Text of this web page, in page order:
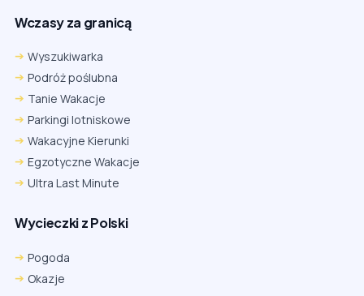
Wczasy za granicą
Wyszukiwarka
Podróż poślubna
Tanie Wakacje
Parkingi lotniskowe
Wakacyjne Kierunki
Egzotyczne Wakacje
Ultra Last Minute
Wycieczki z Polski
Pogoda
Okazje